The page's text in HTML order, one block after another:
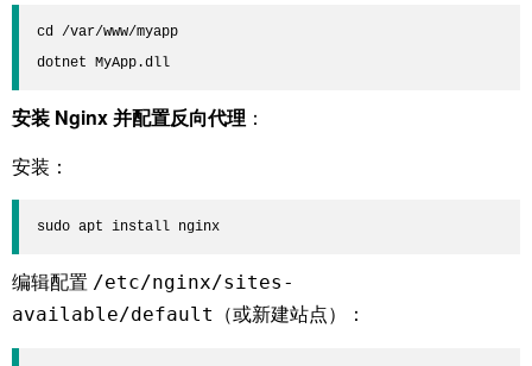
cd /var/www/myapp
dotnet MyApp.dll
安装 Nginx 并配置反向代理 ：
安装：
sudo apt install nginx
编辑配置 /etc/nginx/sites-
available/default
（或新建站点）：